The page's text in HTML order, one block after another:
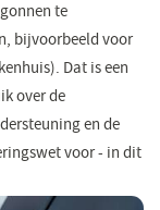
te
bijvoorbeeld voor
Dat is een
over de
en de
voor - in dit